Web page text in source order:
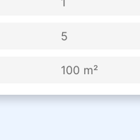
5
100 m²